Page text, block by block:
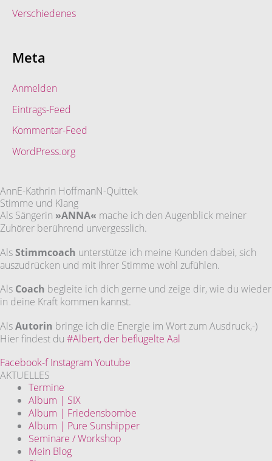
Verschiedenes
Meta
Anmelden
Eintrags-Feed
Kommentar-Feed
WordPress.org
AnnE-Kathrin HoffmanN-Quittek
Stimme und Klang
Als Sängerin »ANNA« mache ich den Augenblick meiner
Zuhörer berührend unvergesslich.
AlsStimmcoach unterstütze ich meine Kunden dabei, sich
auszudrücken und mit ihrer Stimme wohl zufühlen.
Als Coach begleite ich dich gerne und zeige dir, wie du wieder
in deine Kraft kommen kannst.
AlsAutorin bringe ich die Energie im Wort zum Ausdruck,-)
Hier findest du #Albert, der beflügelte Aal
Facebook-f Instagram Youtube
AKTUELLES
Termine
Album | SIX
Album | Friedensbombe
Album | Pure Sunshipper
Seminare / Workshop
Mein Blog